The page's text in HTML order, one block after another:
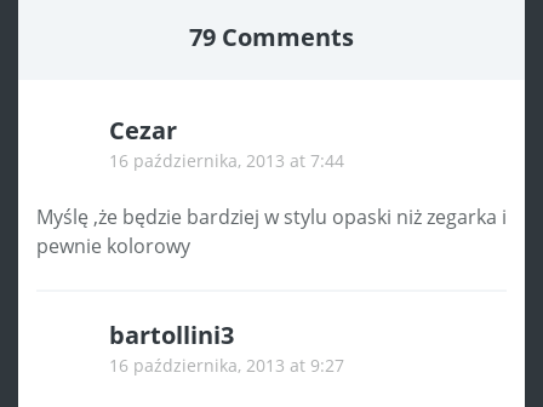
79 Comments
Cezar
16 października, 2013 at 7:44
Myślę ,że będzie bardziej w stylu opaski niż zegarka i
pewnie kolorowy
bartollini3
16 października, 2013 at 9:27